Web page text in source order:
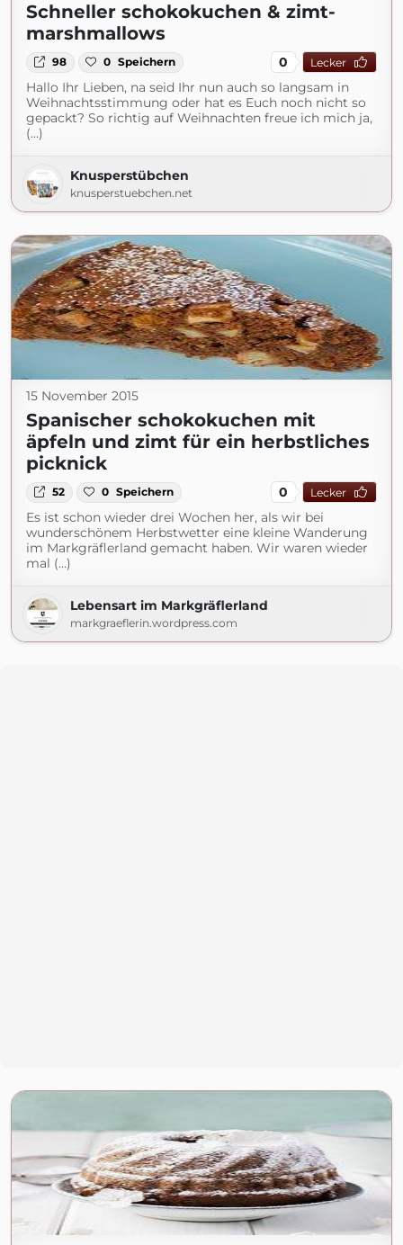
Schneller schokokuchen & zimt-
marshmallows
98 0 Speichern 0 Lecker
Hallo Ihr Lieben, na seid Ihr nun auch so langsam in
Weihnachtsstimmung oder hat es Euch noch nicht so
gepackt? So richtig auf Weihnachten freue ich mich ja,
(...)
Knusperstübchen
knusperstuebchen.net
15 November 2015
Spanischer schokokuchen mit
äpfeln und zimt für ein herbstliches
picknick
52 0 Speichern 0 Lecker
Es ist schon wieder drei Wochen her, als wir bei
wunderschönem Herbstwetter eine kleine Wanderung
im Markgräflerland gemacht haben. Wir waren wieder
mal (...)
Lebensart im Markgräflerland
markgraeflerin.wordpress.com